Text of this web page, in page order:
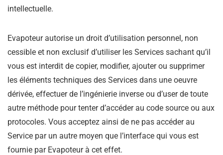
intellectuelle.
Evapoteur autorise un droit d’utilisation personnel, non
cessible et non exclusif d’utiliser les Services sachant qu’il
vous est interdit de copier, modifier, ajouter ou supprimer
les éléments techniques des Services dans une oeuvre
dérivée, effectuer de l’ingénierie inverse ou d’user de toute
autre méthode pour tenter d’accéder au code source ou aux
protocoles. Vous acceptez ainsi de ne pas accéder au
Service par un autre moyen que l’interface qui vous est
fournie par Evapoteur à cet effet.